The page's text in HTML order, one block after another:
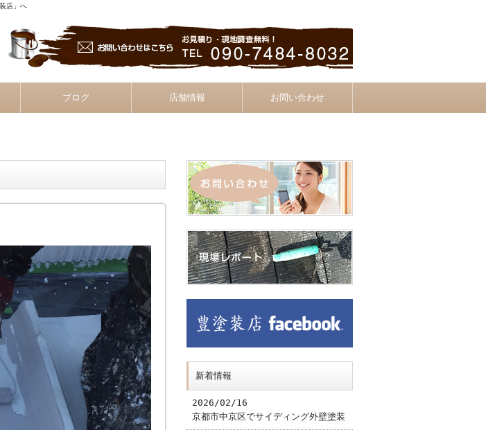
店」へ
ブログ 店舗情報 お問い合わせ
新着情報
2026/02/16
京都市中京区でサイディング外壁塗装